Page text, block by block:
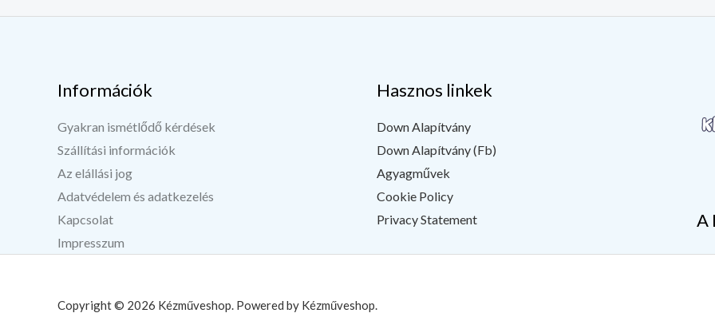
Információk
Gyakran ismétlődő kérdések
Szállítási információk
Az elállási jog
Adatvédelem és adatkezelés
Kapcsolat
Impresszum
Hasznos linkek
Down Alapítvány
Down Alapítvány (Fb)
Agyagművek
Cookie Policy
Privacy Statement
A
Copyright © 2026 Kézműveshop. Powered by Kézműveshop.